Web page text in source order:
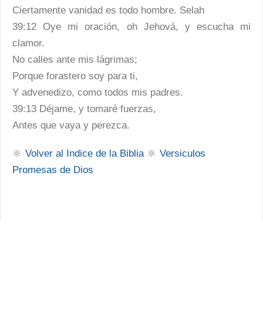
Ciertamente vanidad es todo hombre. Selah
39:12 Oye mi oración, oh Jehová, y escucha mi
clamor.
No calles ante mis lágrimas;
Porque forastero soy para ti,
Y advenedizo, como todos mis padres.
39:13 Déjame, y tomaré fuerzas,
Antes que vaya y perezca.
🔆 Volver al Indice de la Biblia🔆 Versiculos
Promesas de Dios